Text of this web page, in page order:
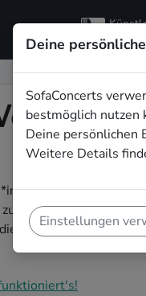
für Dein
Deiner ganz
genau zu Deinen
Deine
SofaConcerts
bestmöglich nutzen
Deine persönlichen
Weitere Details
Einstellungen